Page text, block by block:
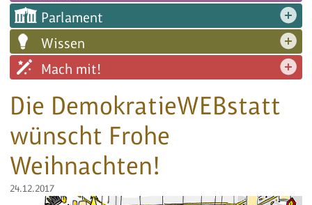
Parlament
Wissen
Mach mit!
Die DemokratieWEBstatt
wünscht Frohe
Weihnachten!
24.12.2017